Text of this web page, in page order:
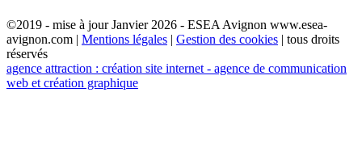
©2019 - mise à jour Janvier 2026 - ESEA Avignon www.esea-
avignon.com | Mentions légales | Gestion des cookies | tous droits
réservés
agence attraction : création site internet - agence de communication
web et création graphique